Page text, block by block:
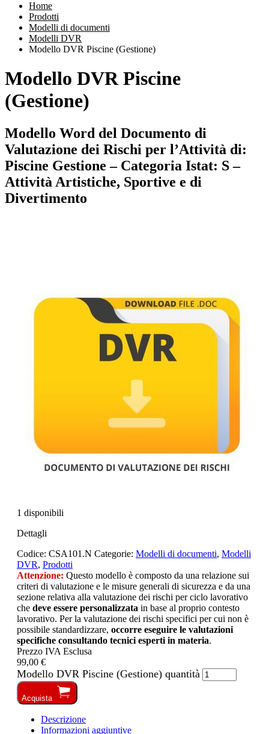
Home
Prodotti
Modelli di documenti
Modelli DVR
Modello DVR Piscine (Gestione)
Modello DVR Piscine
(Gestione)
Modello Word del Documento di
Valutazione dei Rischi per l’Attività di:
Piscine Gestione – Categoria Istat: S –
Attività Artistiche, Sportive e di
Divertimento
1 disponibili
Dettagli
Codice: CSA101.N Categorie: Modelli di documenti, Modelli
DVR, Prodotti
Attenzione: Questo modello è composto da una relazione sui
criteri di valutazione e le misure generali di sicurezza e da una
sezione relativa alla valutazione dei rischi per ciclo lavorativo
che deve essere personalizzata in base al proprio contesto
lavorativo. Per la valutazione dei rischi specifici per cui non è
possibile standardizzare, occorre eseguire le valutazioni
specifiche consultando tecnici esperti in materia.
Prezzo IVA Esclusa
99,00 €
Modello DVR Piscine (Gestione) quantità
Acquista
Descrizione
Informazioni aggiuntive